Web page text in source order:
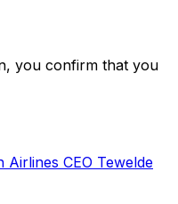
you confirm that you